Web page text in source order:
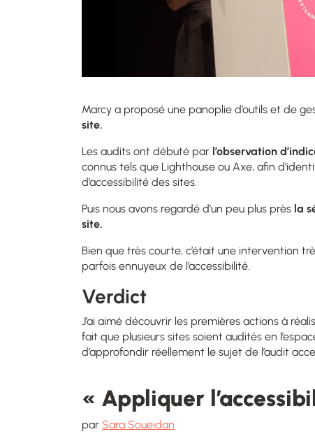
Marcy a proposé une panoplie d’outils et de
site.
Les audits ont débuté par l’observation
connus tels que Lighthouse ou Axe, afin
d’accessibilité des sites.
Puis nous avons regardé d’un peu plus près la
site.
Bien que très courte, c’était une intervention
parfois ennuyeux de l’accessibilité.
Verdict
J’ai aimé découvrir les premières actions à
fait que plusieurs sites soient audités en
d’approfondir réellement le sujet de l’audit
« Appliquer
par Sara Soueidan